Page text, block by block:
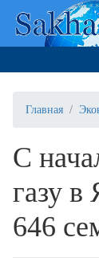
Главная
С
газу
646